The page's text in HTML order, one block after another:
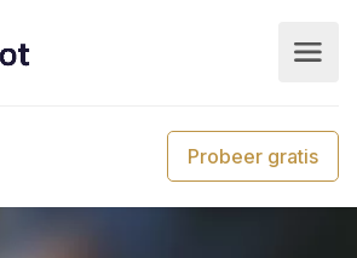
Probeer gratis